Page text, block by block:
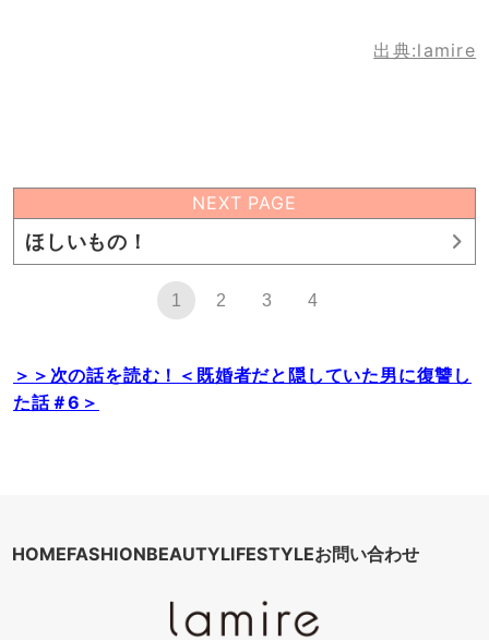
出典:lamire
NEXT PAGE
ほしいもの！
1 2 3 4
＞＞次の話を読む！＜既婚者だと隠していた男に復讐し
た話＃6＞
HOMEFASHIONBEAUTYLIFESTYLEお問い合わせ